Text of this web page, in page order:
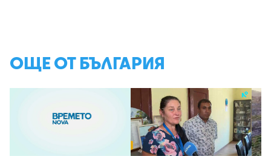
ОЩЕ ОТ БЪЛГАРИЯ